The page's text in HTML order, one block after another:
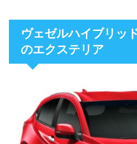
ヴェゼルハイブリッ
のエクステリア